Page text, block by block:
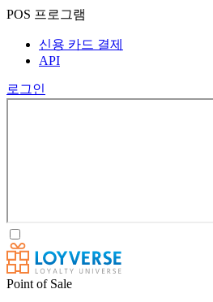
POS 프로그램
신용 카드 결제
API
로그인
Point of Sale